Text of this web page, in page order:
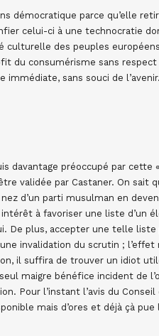
démocratique parce qu’elle
celui-ci à une technocratie
culturelle des peuples
du consumérisme sans respect
sans souci de l’avenir.
davantage préoccupé par cette
validée par Castaner. On sait
d’un parti musulman en
à favoriser une liste d’un
De plus, accepter une telle
invalidation du scrutin ; l’effet
il suffira de trouver un idiot
maigre bénéfice incident de
Pour l’instant l’avis du Conseil
mais d’ores et déjà çà